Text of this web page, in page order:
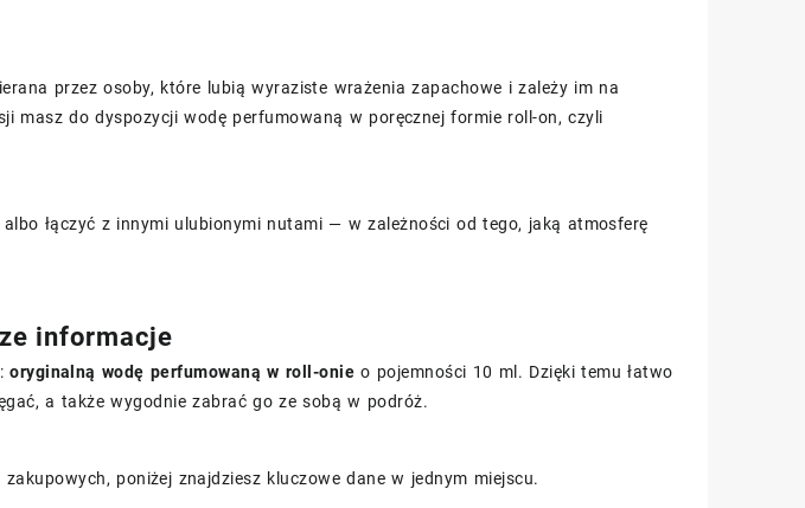
przez osoby, które lubią wyraziste wrażenia zapachowe i zależy im na
masz do dyspozycji wodę perfumowaną w poręcznej formie roll-on, czyli
łączyć z innymi ulubionymi nutami — w zależności od tego, jaką atmosferę
informacje
oryginalną wodę perfumowaną w roll-onie o pojemności 10 ml. Dzięki temu łatwo
a także wygodnie zabrać go ze sobą w podróż.
poniżej znajdziesz kluczowe dane w jednym miejscu.